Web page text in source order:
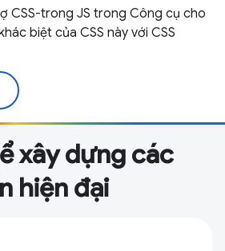
CSS-trong JS trong Công cụ cho
biệt của CSS này với CSS
xây dựng các
hiện đại